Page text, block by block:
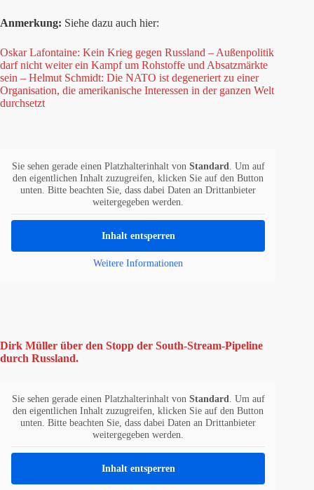
Anmerkung: Siehe dazu auch hier:
Oskar Lafontaine: Kein Krieg gegen Russland – Außenpolitik
darf nicht weiter ein Kampf um Rohstoffe und Absatzmärkte
sein – Helmut Schmidt: Die NATO ist degeneriert zu einer
Organisation, die amerikanische Interessen in der ganzen Welt
durchsetzt
Sie sehen gerade einen Platzhalterinhalt von Standard. Um auf
den eigentlichen Inhalt zuzugreifen, klicken Sie auf den Button
unten. Bitte beachten Sie, dass dabei Daten an Drittanbieter
weitergegeben werden.
Inhalt entsperren
Weitere Informationen
Dirk Müller über den Stopp der South-Stream-Pipeline
durch Russland.
Sie sehen gerade einen Platzhalterinhalt von Standard. Um auf
den eigentlichen Inhalt zuzugreifen, klicken Sie auf den Button
unten. Bitte beachten Sie, dass dabei Daten an Drittanbieter
weitergegeben werden.
Inhalt entsperren